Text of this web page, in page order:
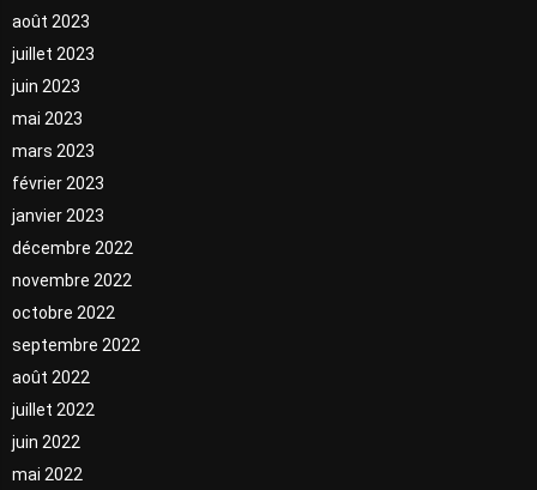
août 2023
juillet 2023
juin 2023
mai 2023
mars 2023
février 2023
janvier 2023
décembre 2022
novembre 2022
octobre 2022
septembre 2022
août 2022
juillet 2022
juin 2022
mai 2022